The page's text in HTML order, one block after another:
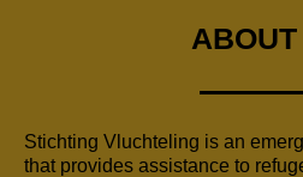
ABOUT
Stichting Vluchteling is an
that provides assistance to